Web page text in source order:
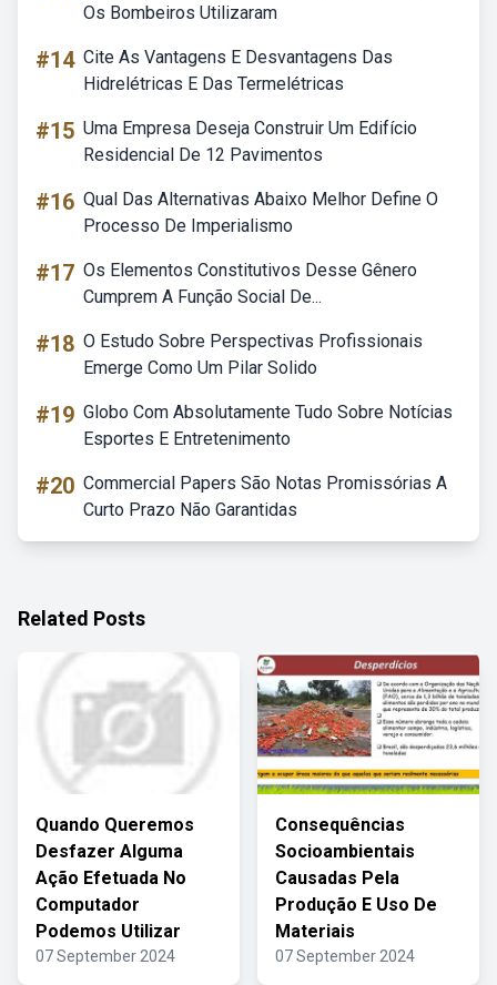
Os Bombeiros Utilizaram
#14 Cite As Vantagens E Desvantagens Das
Hidrelétricas E Das Termelétricas
#15 Uma Empresa Deseja Construir Um Edifício
Residencial De 12 Pavimentos
#16 Qual Das Alternativas Abaixo Melhor Define O
Processo De Imperialismo
#17 Os Elementos Constitutivos Desse Gênero
Cumprem A Função Social De...
#18 O Estudo Sobre Perspectivas Profissionais
Emerge Como Um Pilar Solido
#19 Globo Com Absolutamente Tudo Sobre Notícias
Esportes E Entretenimento
#20 Commercial Papers São Notas Promissórias A
Curto Prazo Não Garantidas
Related Posts
Quando Queremos
Desfazer Alguma
Ação Efetuada No
Computador
Podemos Utilizar
07 September 2024
Consequências
Socioambientais
Causadas Pela
Produção E Uso De
Materiais
07 September 2024